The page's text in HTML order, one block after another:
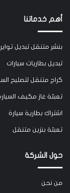
أهم خدماتنا
بنشر متنقل تبديل تواير
تبديل بطاريات سيارات
كراج متنقل لتصليح
تعبئة غاز مكيف
اشتراك بطارية سيارة
تعبئة بنزين متنقل
حول الشركة
من نحن